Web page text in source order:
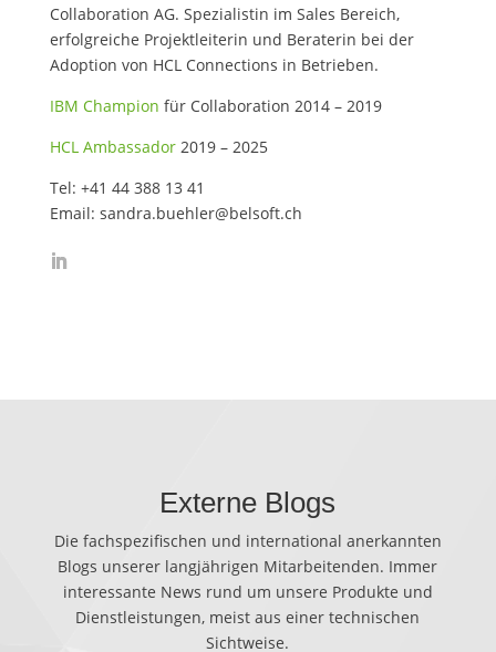
Collaboration AG. Spezialistin im Sales Bereich,
erfolgreiche Projektleiterin und Beraterin bei der
Adoption von HCL Connections in Betrieben.
IBM Champion für Collaboration 2014 – 2019
HCL Ambassador2019 – 2025
Tel: +41 44 388 13 41
Email: sandra.buehler@belsoft.ch
Externe Blogs
Die fachspezifischen und international anerkannten
Blogs unserer langjährigen Mitarbeitenden. Immer
interessante News rund um unsere Produkte und
Dienstleistungen, meist aus einer technischen
Sichtweise.